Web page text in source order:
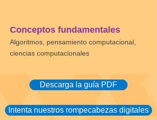
Conceptos fundamentales
Algoritmos, pensamiento computacional,
ciencias computacionales
Descarga la guía PDF
Intenta nuestros rompecabezas digitales